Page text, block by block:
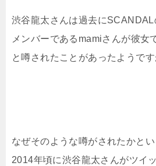
渋谷龍太さんは過去にSCANDAL
メンバーであるmamiさんが彼女
と噂されたことがあったようです
なぜそのような噂がされたかとい
2014年頃に渋谷龍太さんがツイ